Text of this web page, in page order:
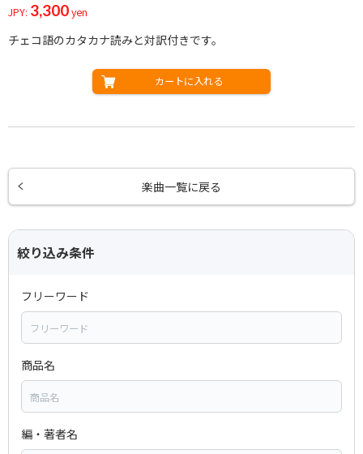
JPY: 3,300yen
チェコ語のカタカナ読みと対訳付きです。
カートに入れる
楽曲一覧に戻る
絞り込み条件
フリーワード
商品名
編・著者名